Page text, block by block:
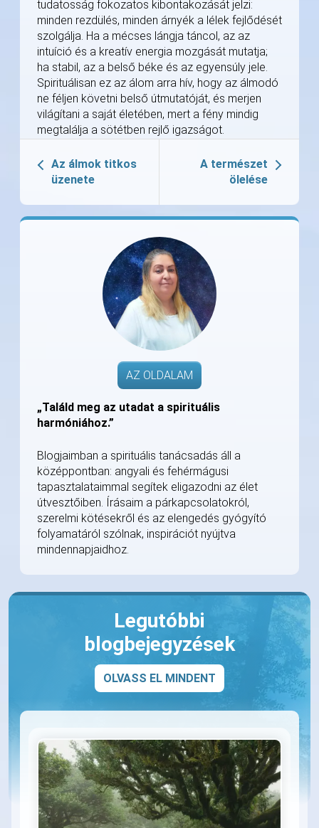
tudatosság fokozatos kibontakozását jelzi:
minden rezdülés, minden árnyék a lélek fejlődését
szolgálja. Ha a mécses lángja táncol, az az
intuíció és a kreatív energia mozgását mutatja;
ha stabil, az a belső béke és az egyensúly jele.
Spirituálisan ez az álom arra hív, hogy az álmodó
ne féljen követni belső útmutatóját, és merjen
világítani a saját életében, mert a fény mindig
megtalálja a sötétben rejlő igazságot.
Az álmok titkos
üzenete
A természet
ölelése
AZ OLDALAM
„Találd meg az utadat a spirituális
harmóniához.”
Blogjaimban a spirituális tanácsadás áll a
középpontban: angyali és fehérmágusi
tapasztalataimmal segítek eligazodni az élet
útvesztőiben. Írásaim a párkapcsolatokról,
szerelmi kötésekről és az elengedés gyógyító
folyamatáról szólnak, inspirációt nyújtva
mindennapjaidhoz.
Legutóbbi
blogbejegyzések
OLVASS EL MINDENT